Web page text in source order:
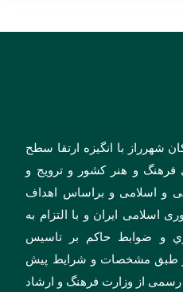
شهرراز با انگيزه ارتقا سطح
و هنر کشور و ترويج و
و اسلامی و براساس اهداف
اسلامی ايران و با التزام به
و ضوابط حاکم بر تاسيس
طبق مشخصات و شرايط پيش
از وزارت فرهنگ و ارشاد